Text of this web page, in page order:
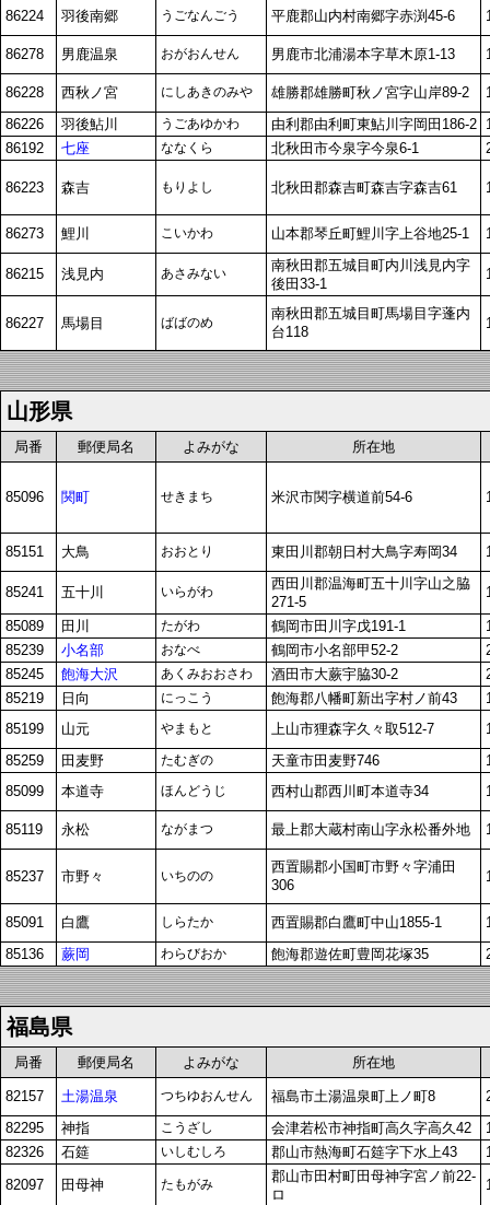
86224
羽後南郷 うごなんごう 平鹿郡山内村南郷字赤渕45-6
86278 男鹿温泉 おがおんせん 男鹿市北浦湯本字草木原1-13
86228 西秋ノ宮 にしあきのみや 雄勝郡雄勝町秋ノ宮字山岸89-2
86226
羽後鮎川 うごあゆかわ 由利郡由利町東鮎川字岡田186-2
86192
七座 ななくら 北秋田市今泉字今泉6-1
86223 森吉 もりよし 北秋田郡森吉町森吉字森吉61
86273 鯉川 こいかわ 山本郡琴丘町鯉川字上谷地25-1
86215 浅見内 あさみない
南秋田郡五城目町内川浅見内字
後田33-1
86227 馬場目 ばばのめ
南秋田郡五城目町馬場目字蓬内
台118
山形県
局番 郵便局名 よみがな 所在地
85096 関町 せきまち 米沢市関字横道前54-6
85151 大鳥 おおとり 東田川郡朝日村大鳥字寿岡34
85241 五十川 いらがわ
西田川郡温海町五十川字山之脇
271-5
85089 田川 たがわ 鶴岡市田川字戊191-1
85239
小名部 おなべ 鶴岡市小名部甲52-2
85245
飽海大沢 あくみおおさわ 酒田市大蕨宇脇30-2
85219
日向 にっこう 飽海郡八幡町新出字村ノ前43
85199
山元 やまもと 上山市狸森字久々取512-7
85259
田麦野 たむぎの 天童市田麦野746
85099
本道寺 ほんどうじ 西村山郡西川町本道寺34
85119 永松 ながまつ 最上郡大蔵村南山字永松番外地
85237 市野々 いちのの
西置賜郡小国町市野々字浦田
306
85091 白鷹 しらたか 西置賜郡白鷹町中山1855-1
85136
蕨岡 わらびおか 飽海郡遊佐町豊岡花塚35
福島県
局番 郵便局名 よみがな 所在地
82157 土湯温泉 つちゆおんせん 福島市土湯温泉町上ノ町8
82295
神指 こうざし 会津若松市神指町高久字高久42
82326
石筵 いしむしろ 郡山市熱海町石筵字下水上43
82097
田母神 たもがみ
郡山市田村町田母神字宮ノ前22-
ロ